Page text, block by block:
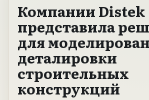
Компании Distek
представила
для
деталировки
строительных
конструкций